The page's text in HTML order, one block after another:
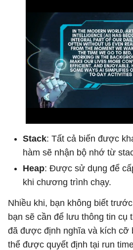
Stack: Tất cả biến được
hàm sẽ nhận bộ nhớ từ
Heap: Được sử dụng để
khi chương trình chạy.
Nhiều khi, bạn không biết
bạn sẽ cần để lưu thông tin cụ
đã được định nghĩa và kích cỡ
thể được quyết định tại run